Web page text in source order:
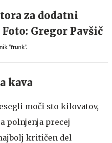
“frunk”.
kava
moči sto kilovatov,
polnjenja precej
kritičen del